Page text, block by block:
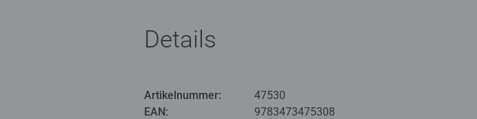
Details
Artikelnummer:
47530
EAN:
9783473475308